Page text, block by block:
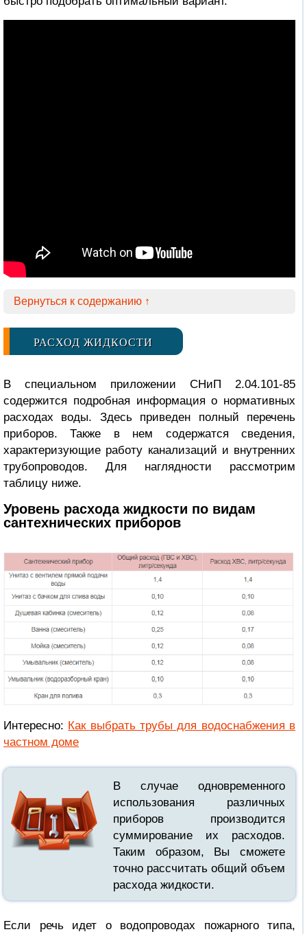
Вернуться к содержанию ↑
РАСХОД ЖИДКОСТИ
В специальном приложении СНиП 2.04.101-85
содержится подробная информация о нормативных
расходах воды. Здесь приведен полный перечень
приборов. Также в нем содержатся сведения,
характеризующие работу канализаций и внутренних
трубопроводов. Для наглядности рассмотрим
таблицу ниже.
Уровень расхода жидкости по видам
сантехнических приборов
Интересно: Как выбрать трубы для водоснабжения в
частном доме
В случае одновременного
использования различных
приборов производится
суммирование их расходов.
Таким образом, Вы сможете
точно рассчитать общий объем
расхода жидкости.
Если речь идет о водопроводах пожарного типа,